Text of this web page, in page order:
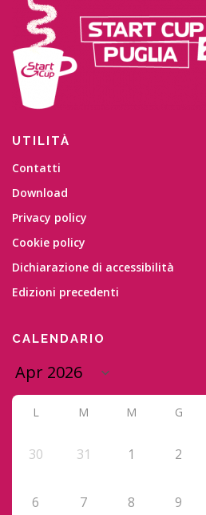
UTILITÀ
Contatti
Download
Privacy policy
Cookie policy
Dichiarazione di accessibilità
Edizioni precedenti
CALENDARIO
L M M G
30 31 1 2
6 7 8 9